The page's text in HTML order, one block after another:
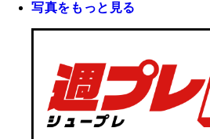
写真をもっと見る